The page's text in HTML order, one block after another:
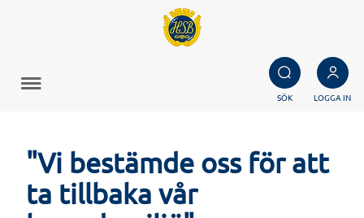
SÖK LOGGA IN
"Vi bestämde oss för att
ta tillbaka vår